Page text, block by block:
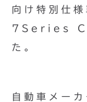
向け特別
7Series
た。
自動車メー